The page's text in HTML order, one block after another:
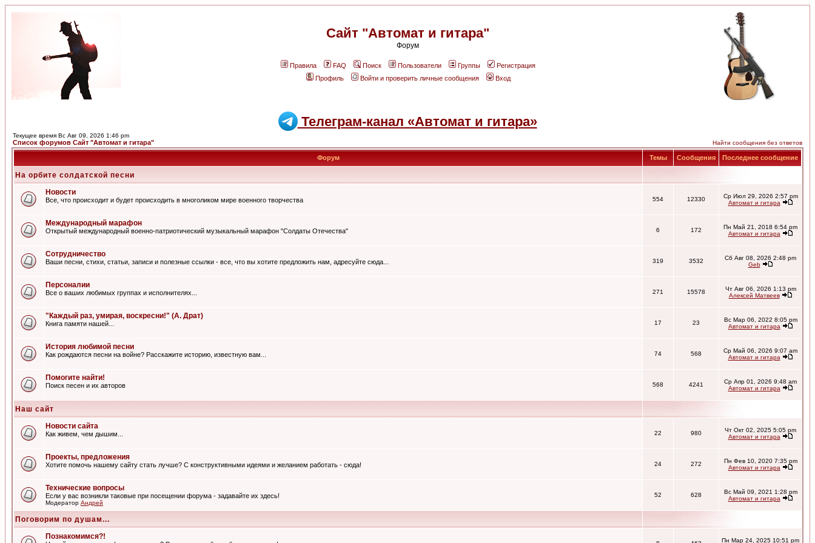
Сайт "Автомат и гитара"
Форум
Правила FAQ Поиск Пользователи Группы
Регистрация
Профиль
Войти и проверить личные сообщения Вход
Телеграм-канал «Автомат и гитара»
Текущее время Вс Авг 09, 2026 1:46 pm
Список форумов Сайт "Автомат и гитара" Найти сообщения без ответов
Форум Темы Сообщения Последнее сообщение
На орбите солдатской песни
Новости
Все, что происходит и будет происходить в многоликом мире военного творчества 554 12330
Ср Июл 29, 2026 2:57 pm
Автомат и гитара
Международный марафон
Открытый международный военно-патриотический музыкальный марафон "Солдаты Отечества" 6 172
Пн Май 21, 2018 6:54 pm
Автомат и гитара
Сотрудничество
Ваши песни, стихи, статьи, записи и полезные ссылки - все, что вы хотите предложить нам, адресуйте сюда... 319 3532
Сб Авг 08, 2026 2:48 pm
Geb
Персоналии
Все о ваших любимых группах и исполнителях... 271 15578
Чт Авг 06, 2026 1:13 pm
Алексей Матвеев
"Каждый раз, умирая, воскресни!" (А. Драт)
Книга памяти нашей... 17 23
Вс Мар 06, 2022 8:05 pm
Автомат и гитара
История любимой песни
Как рождаются песни на войне? Расскажите историю, известную вам... 74 568
Ср Май 06, 2026 9:07 am
Автомат и гитара
Помогите найти!
Поиск песен и их авторов 568 4241
Ср Апр 01, 2026 9:48 am
Автомат и гитара
Наш сайт
Новости сайта
Как живем, чем дышим... 22 980
Чт Окт 02, 2025 5:05 pm
Автомат и гитара
Проекты, предложения
Хотите помочь нашему сайту стать лучше? С конструктивными идеями и желанием работать - сюда! 24 272
Пн Фев 10, 2020 7:35 pm
Автомат и гитара
Технические вопросы
Если у вас возникли таковые при посещении форума - задавайте их здесь!
Модератор Андрей
52 628
Вс Май 09, 2021 1:28 pm
Автомат и гитара
Поговорим по душам...
Познакомимся?!
Пн Мар 24, 2025 10:51 pm